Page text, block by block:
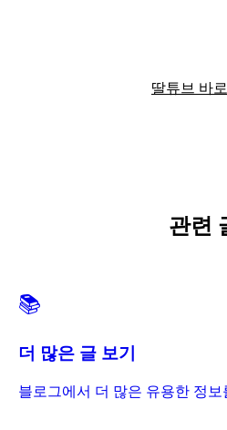
딸튜브 바로
관련
📚
더 많은 글 보기
블로그에서 더 많은 유용한 정보